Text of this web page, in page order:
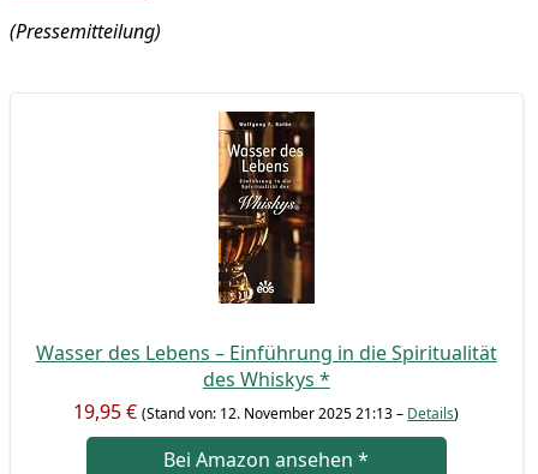
(Pres­se­mit­tei­lung)
Was­ser des Lebens – Ein­füh­rung in die Spi­ri­tua­li­tät
des Whis­kys *
19,95 € (Stand von: 12. Novem­ber 2025 21:13 – Details)
Bei Ama­zon anse­hen*